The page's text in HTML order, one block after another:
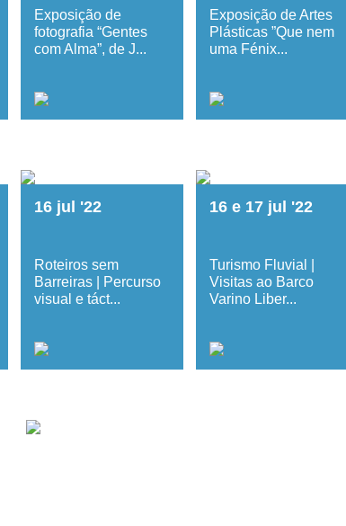
Exposição de
fotografia “Gentes
com Alma”, de J...
Exposição de Artes
Plásticas ”Que nem
uma Fénix...
16 jul '22
Roteiros sem
Barreiras | Percurso
visual e táct...
16 e 17 jul '22
Turismo Fluvial |
Visitas ao Barco
Varino Liber...